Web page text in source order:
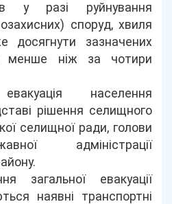
у разі руйнування
споруд, хвиля
досягнути зазначених
менше ніж за чотири
населення
рішення селищного
селищної ради, голови
адміністрації
загальної евакуації
наявні транспортні